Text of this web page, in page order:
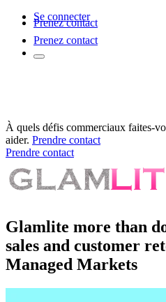
Se connecter
Prenez contact
Prenez contact
À quels défis commerciaux faites-
aider. Prendre contact
Prendre contact
Glamlite more than
sales and customer
Managed Markets